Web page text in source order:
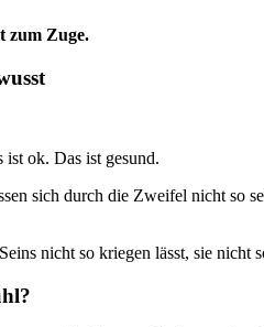
zum Zuge.
ok. Das ist gesund.
sich durch die Zweifel nicht
nicht so kriegen lässt, sie nicht